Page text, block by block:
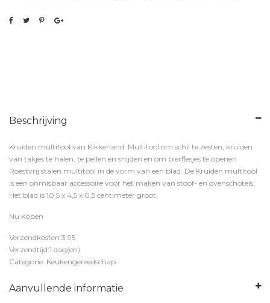
Beschrijving
Kruiden multitool van Kikkerland. Multitool om schil te zesten, kruiden
van takjes te halen, te pellen en snijden en om bierflesjes te openen.
Roestvrij stalen multitool in de vorm van een blad. De Kruiden multitool
is een onmisbaar accessoire voor het maken van stoof- en ovenschotels.
Het blad is 10,5 x 4,5 x 0,5 centimeter groot.
Nu Kopen
Verzendkosten:3.95
Verzendtijd:1 dag(en)
Categorie: Keukengereedschap
Aanvullende informatie